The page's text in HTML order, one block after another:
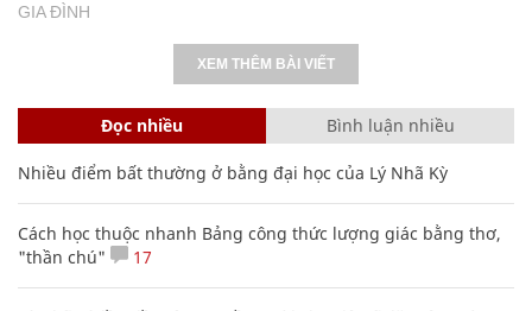
GIA ĐÌNH
XEM THÊM BÀI VIẾT
Đọc nhiều Bình luận nhiều
Nhiều điểm bất thường ở bằng đại học của Lý Nhã Kỳ
Cách học thuộc nhanh Bảng công thức lượng giác bằng thơ,
"thần chú"
17